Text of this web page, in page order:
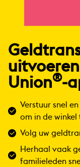
Union®-
Verstuur snel
om in de winkel
Volg uw
Herhaal vaak
familieleden